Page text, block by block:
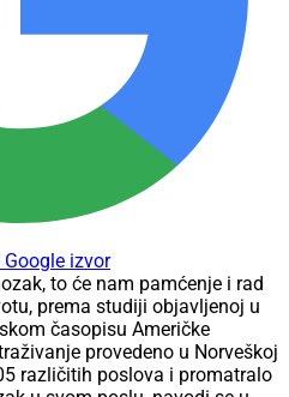
izvor
to će nam pamćenje i rad
prema studiji objavljenoj u
časopisu Američke
provedeno u Norveškoj
različitih poslova i promatralo